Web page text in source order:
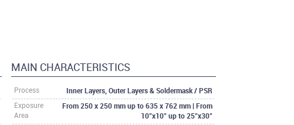
MAIN CHARACTERISTICS
Process Inner Layers, Outer Layers & Soldermask / PSR
Exposure
Area
From 250 x 250 mm up to 635 x 762 mm | From
10"x10" up to 25"x30"